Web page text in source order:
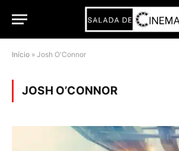
Início » Josh O'Connor
JOSH O’CONNOR